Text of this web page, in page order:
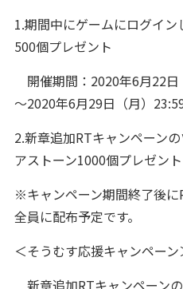
1.期間中にゲームにログイ
500個プレゼント
開催期間：2020年6月22
～2020年6月29日（月）
2.新章追加RTキャンペーン
アストーン1000個プレゼント
※キャンペーン期間終了後
全員に配布予定です。
＜そうむす応援キャンペーン
新章追加RTキャンペーン